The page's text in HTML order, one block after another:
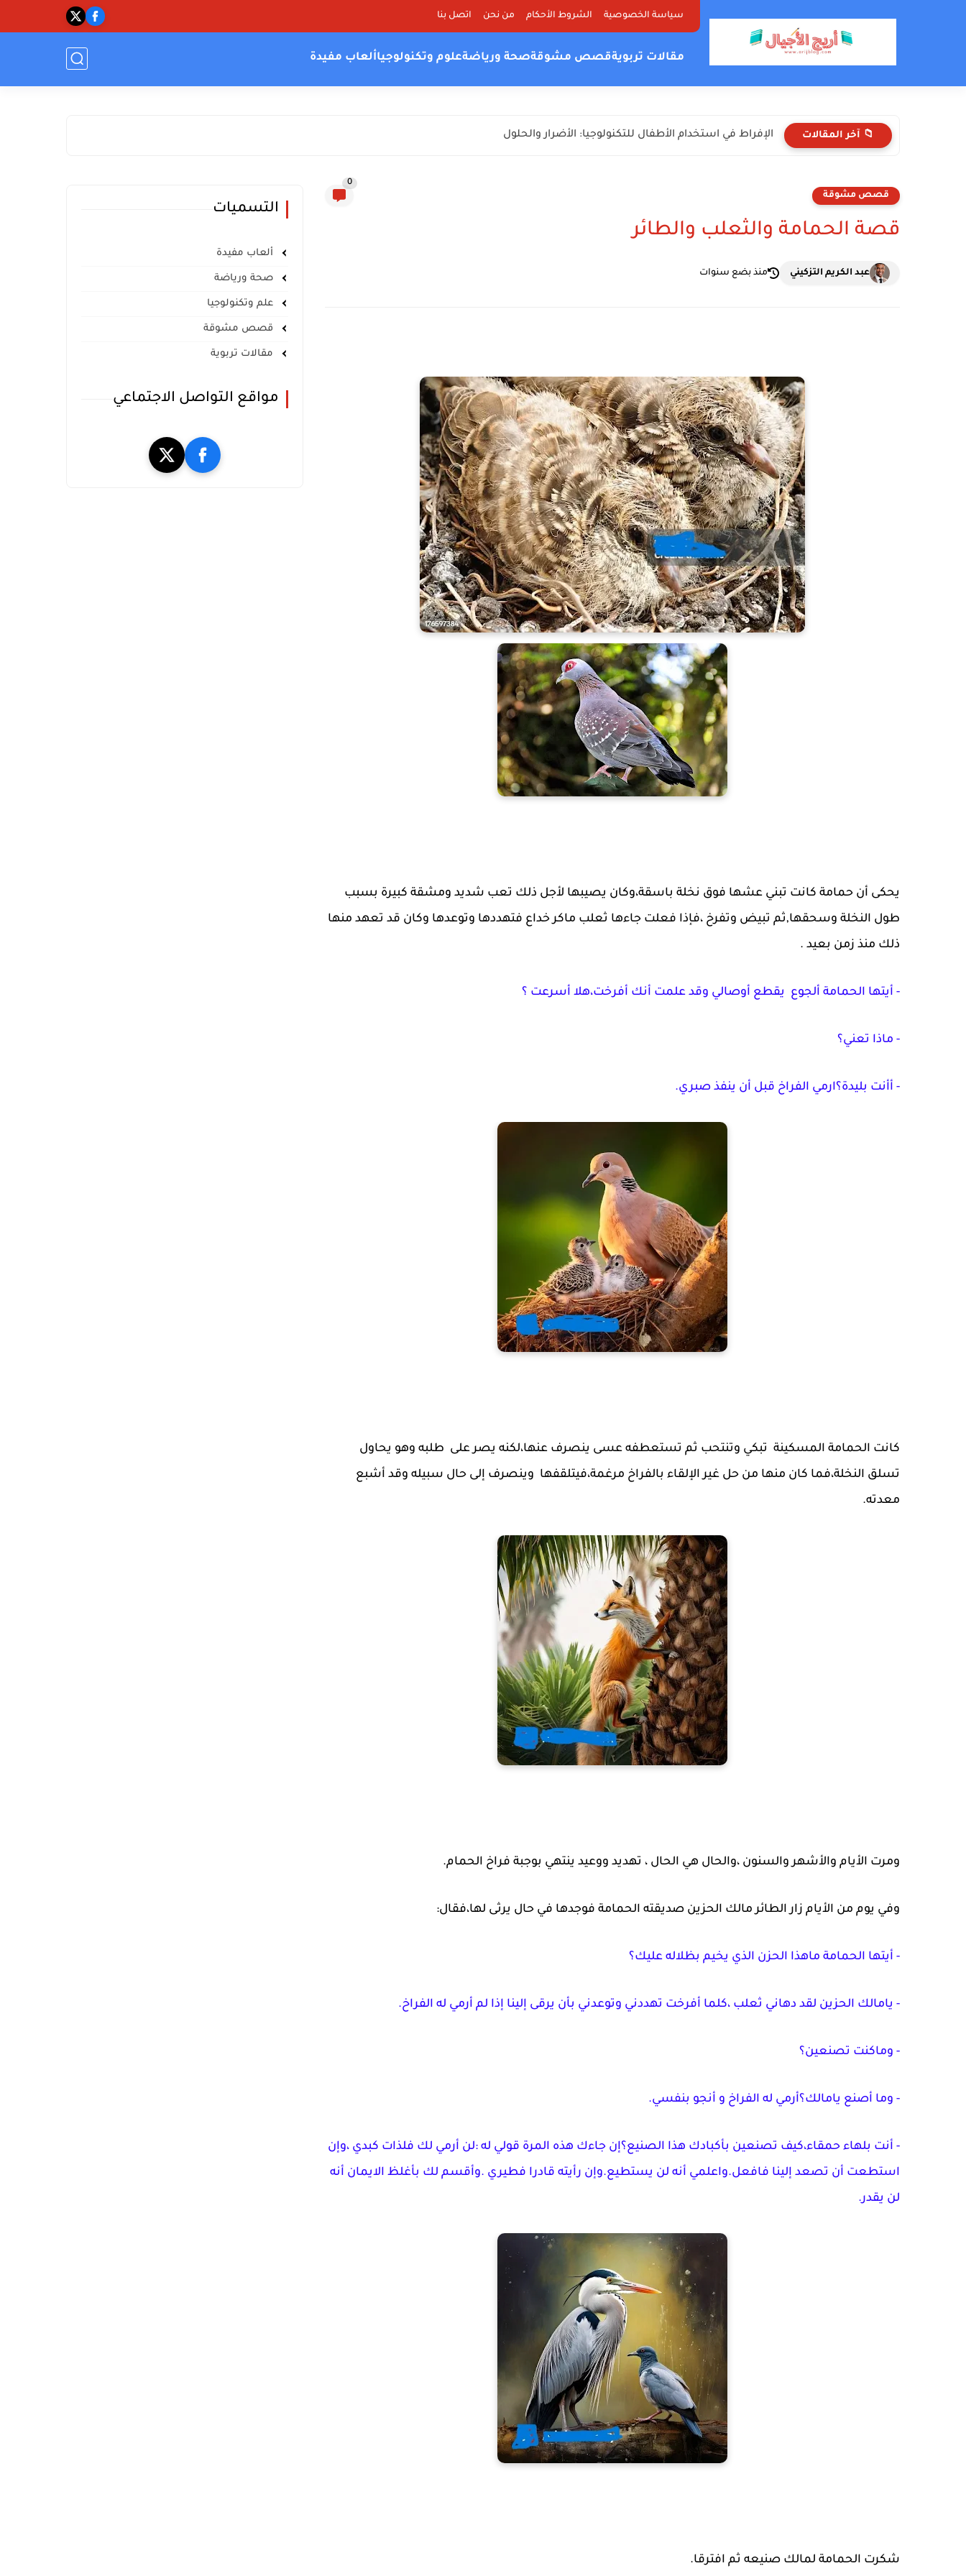
سياسة الخصوصية الشروط الأحكام من نحن اتصل بنا
مقالات تربويةقصص مشوقةصحة ورياضةعلوم وتكنولوجياألعاب مفيدة
📁 آخر المقالات الإفراط في استخدام الأطفال للتكنولوجيا: الأضرار والحلول
قصص مشوقة
0
قصة الحمامة والثعلب والطائر
عبد الكريم التزكيني منذ بضع سنوات
يحكى أن حمامة كانت تبني عشها فوق نخلة باسقة،وكان يصيبها لأجل ذلك تعب شديد ومشقة كبيرة بسبب
طول النخلة وسحقها,ثم تبيض وتفرخ ،فإذا فعلت جاءها ثعلب ماكر خداع فتهددها وتوعدها وكان قد تعهد منها
ذلك منذ زمن بعيد .
- أيتها الحمامة ألجوع يقطع أوصالي وقد علمت أنك أفرخت،هلا أسرعت ؟
- ماذا تعني؟
- أأنت بليدة؟ارمي الفراخ قبل أن ينفذ صبري.
كانت الحمامة المسكينة تبكي وتنتحب ثم تستعطفه عسى ينصرف عنها،لكنه يصر على طلبه وهو يحاول
تسلق النخلة،فما كان منها من حل غير الإلقاء بالفراخ مرغمة،فيتلقفها وينصرف إلى حال سبيله وقد أشبع
معدته.
ومرت الأيام والأشهر والسنون ،والحال هي الحال ، تهديد ووعيد ينتهي بوجبة فراخ الحمام.
وفي يوم من الأيام زار الطائر مالك الحزين صديقته الحمامة فوجدها في حال يرثى لها،فقال:
- أيتها الحمامة ماهذا الحزن الذي يخيم بظلاله عليك؟
- يامالك الحزين لقد دهاني ثعلب ،كلما أفرخت تهددني وتوعدني بأن يرقى إلينا إذا لم أرمي له الفراخ.
- وماكنت تصنعين؟
- وما أصنع يامالك؟أرمي له الفراخ و أنجو بنفسي.
- أنت بلهاء حمقاء،كيف تصنعين بأكبادك هذا الصنيع؟إن جاءك هذه المرة قولي له :لن أرمي لك فلذات كبدي ،وإن
استطعت أن تصعد إلينا فافعل.واعلمي أنه لن يستطيع.وإن رأيته قادرا فطيري .وأقسم لك بأغلظ الايمان أنه
لن يقدر.
شكرت الحمامة لمالك صنيعه ثم افترقا.
التسميات
ألعاب مفيدة
صحة ورياضة
علم وتكنولوجيا
قصص مشوقة
مقالات تربوية
مواقع التواصل الاجتماعي